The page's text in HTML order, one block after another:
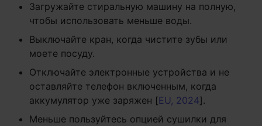
Загружайте стиральную машину на полную,
чтобы использовать меньше воды.
Выключайте кран, когда чистите зубы или
моете посуду.
Отключайте электронные устройства и не
оставляйте телефон включенным, когда
аккумулятор уже заряжен [EU, 2024].
Меньше пользуйтесь опцией сушилки для